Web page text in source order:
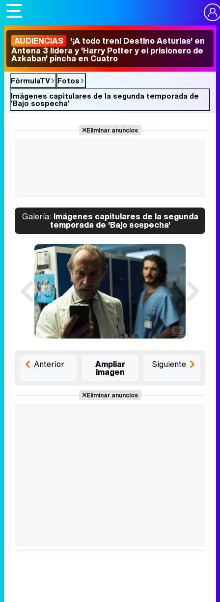
AUDIENCIAS '¡A todo tren! Destino Asturias' en
Antena 3 lidera y 'Harry Potter y el prisionero de
Azkaban' pincha en Cuatro
FórmulaTV
Fotos
Imágenes capitulares de la segunda temporada de
'Bajo sospecha'
Eliminar anuncios
Galería: Imágenes capitulares de la segunda
temporada de 'Bajo sospecha'
Anterior Ampliar
imagen
Siguiente
Eliminar anuncios